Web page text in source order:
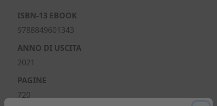
ISBN-13 EBOOK
9788849601343
ANNO DI USCITA
2021
PAGINE
720